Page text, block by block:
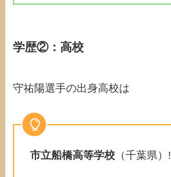
学歴②：高校
守祐陽選手の出身高校は
市立船橋高等学校 （千葉県）!